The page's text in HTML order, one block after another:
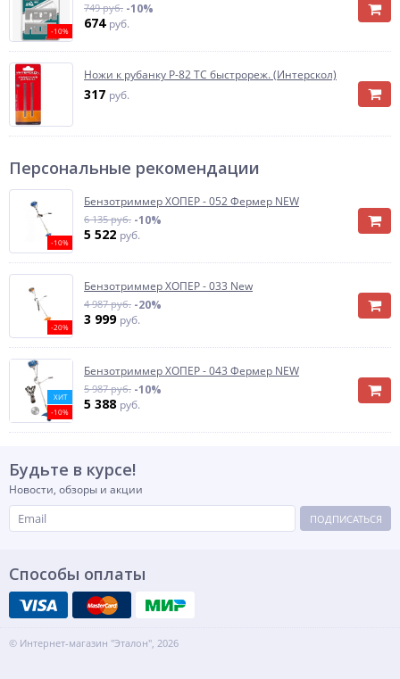
-10%
749 руб. -10%
674 руб.
Ножи к рубанку Р-82 ТС быстрореж. (Интерскол)
317 руб.
Персональные рекомендации
-10%
Бензотриммер ХОПЕР - 052 Фермер NEW
6 135 руб. -10%
5 522 руб.
-20%
Бензотриммер ХОПЕР - 033 New
4 987 руб. -20%
3 999 руб.
ХИТ
-10%
Бензотриммер ХОПЕР - 043 Фермер NEW
5 987 руб. -10%
5 388 руб.
Будьте в курсе!
Новости, обзоры и акции
ПОДПИСАТЬСЯ
Способы оплаты
© Интернет-магазин "Эталон", 2026